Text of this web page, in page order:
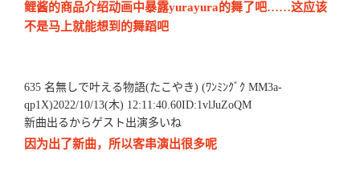
鲤酱的商品介绍动画中暴露yurayura的舞了吧……这应该
不是马上就能想到的舞蹈吧
635 名無しで叶える物語(たこやき) (ﾜﾝﾐﾝｸﾞｸ MM3a-
qp1X)2022/10/13(木) 12:11:40.60ID:1vlJuZoQM
新曲出るからゲスト出演多いね
因为出了新曲，所以客串演出很多呢